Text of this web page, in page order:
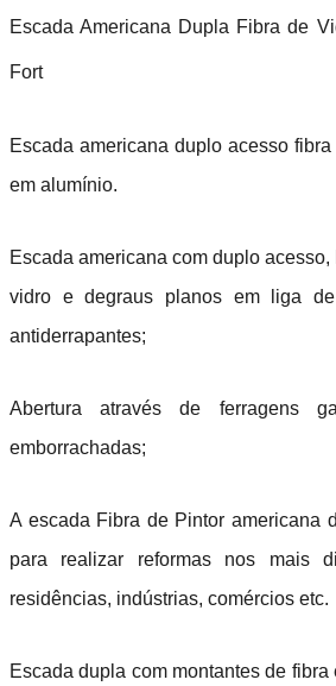
Escada Americana Dupla Fibra de
Fort
Escada americana duplo acesso
em alumínio.
Escada americana com duplo
vidro e degraus planos em liga
antiderrapantes;
Abertura através de ferragens
emborrachadas;
A escada Fibra de Pintor americana
para realizar reformas nos mais
residências, indústrias, comércios etc.
Escada dupla com montantes de